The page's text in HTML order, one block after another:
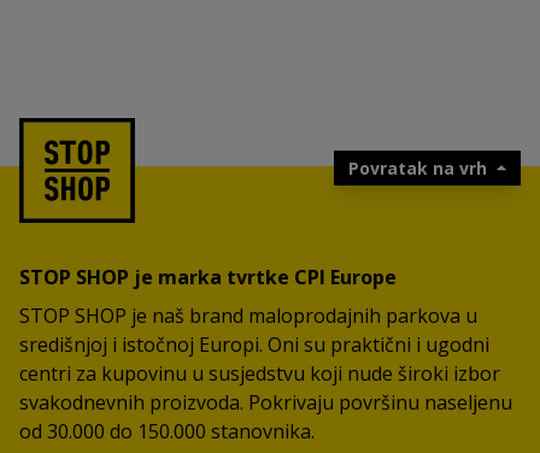
Povratak na vrh
STOP SHOP je marka tvrtke CPI Europe
STOP SHOP je naš brand maloprodajnih parkova u
središnjoj i istočnoj Europi. Oni su praktični i ugodni
centri za kupovinu u susjedstvu koji nude široki izbor
svakodnevnih proizvoda. Pokrivaju površinu naseljenu
od 30.000 do 150.000 stanovnika.